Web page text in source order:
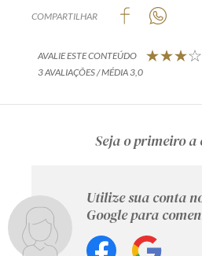
COMPARTILHAR
AVALIE ESTE CONTEÚDO
3 AVALIAÇÕES / MÉDIA 3,0
Seja o primeiro a
Utilize sua conta
Google para